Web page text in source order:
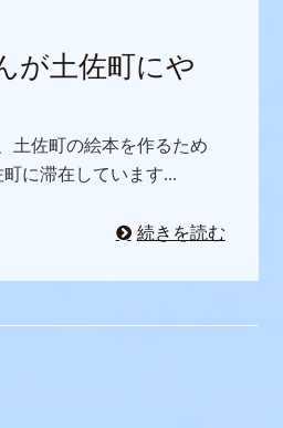
が土佐町にや
土佐町の絵本を作るため
に滞在しています...
続きを読む